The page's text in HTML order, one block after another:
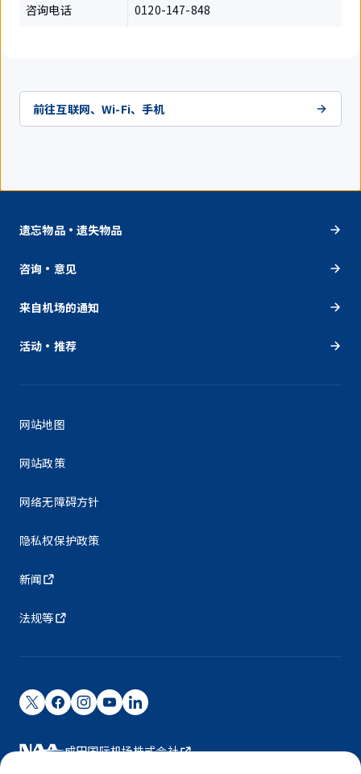
咨询电话 0120-147-848
前往互联网、Wi-Fi、手机
遗忘物品・遗失物品
咨询・意见
来自机场的通知
活动・推荐
网站地图
网站政策
网络无障碍方针
隐私权保护政策
新闻
法规等
成田国际机场株式会社